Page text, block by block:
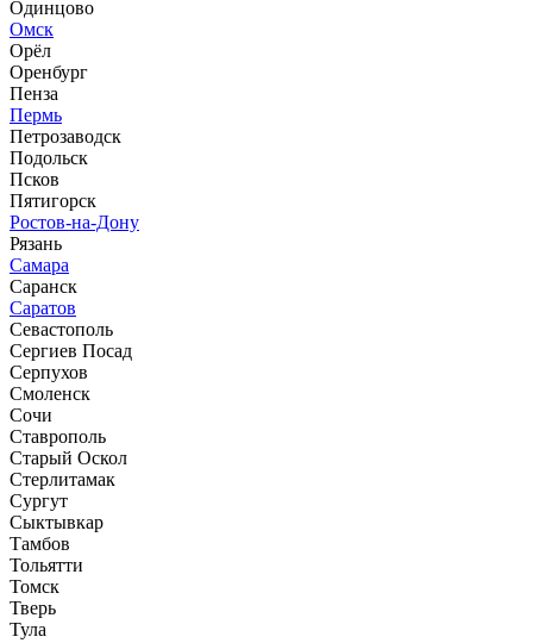
Одинцово
Омск
Орёл
Оренбург
Пенза
Пермь
Петрозаводск
Подольск
Псков
Пятигорск
Ростов-на-Дону
Рязань
Самара
Саранск
Саратов
Севастополь
Сергиев Посад
Серпухов
Смоленск
Сочи
Ставрополь
Старый Оскол
Стерлитамак
Сургут
Сыктывкар
Тамбов
Тольятти
Томск
Тверь
Тула